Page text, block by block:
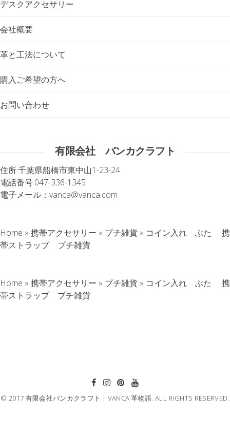
デスクアクセサリー
会社概要
革と工法について
購入ご希望の方へ
お問い合わせ
有限会社 バンカクラフト
住所:千葉県船橋市東中山1-23-24
電話番号:047-336-1345
電子メール： vanca@vanca.com
Home » 携帯アクセサリー » プチ雑貨 » コイン入れ ぶた 携
帯ストラップ プチ雑貨
Home » 携帯アクセサリー » プチ雑貨 » コイン入れ ぶた 携
帯ストラップ プチ雑貨
© 2017 有限会社バンカクラフト｜VANCA 革物語. ALL RIGHTS RESERVED.